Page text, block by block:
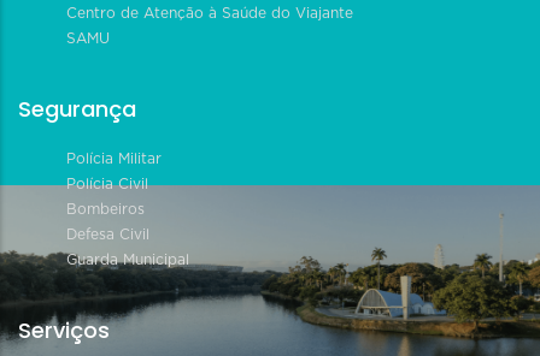
Centro de Atenção à Saúde do Viajante
SAMU
Segurança
Polícia Militar
Polícia Civil
Bombeiros
Defesa Civil
Guarda Municipal
Serviços